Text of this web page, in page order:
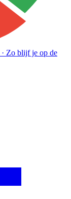
· Zo blijf je op de